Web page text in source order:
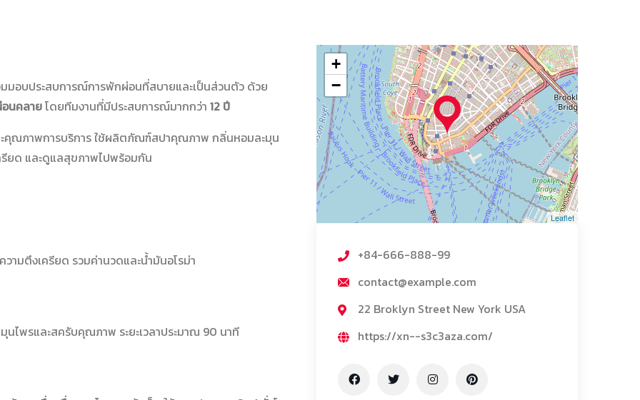
มอบประสบการณ์การพักผ่อนที่สบายและเป็นส่วนตัว ด้วย
นคลายโดยทีมงานที่มีประสบการณ์มากกว่า 12 ปี
ะคุณภาพการบริการ ใช้ผลิตภัณฑ์สปาคุณภาพ กลิ่นหอมละมุน
รียด และดูแลสุขภาพไปพร้อมกัน
ามตึงเครียด รวมค่านวดและน้ำมันอโรม่า
ไพรและสครับคุณภาพ ระยะเวลาประมาณ 90 นาที
+
−
Leaflet
+84-666-888-99
contact@example.com
22 Broklyn Street New York USA
https://xn--s3c3aza.com/